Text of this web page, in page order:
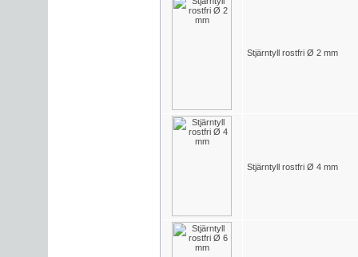
Stjärntyll rostfri Ø 2 mm
Stjärntyll rostfri Ø 4 mm